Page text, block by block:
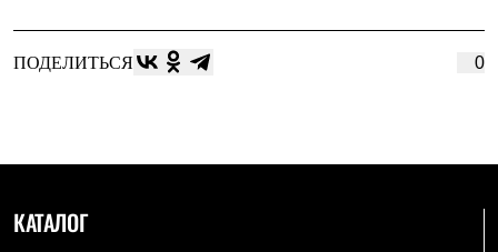
Женская одежда
Утепленная пухом
Куртки
Куртки
ПОДЕЛИТЬСЯ 0
КАТАЛОГ